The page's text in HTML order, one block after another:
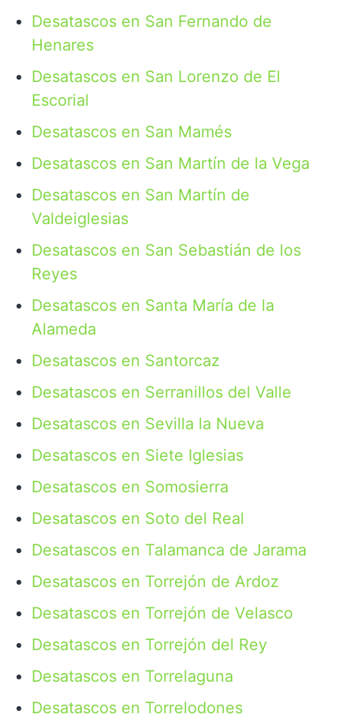
Desatascos en San Fernando de
Henares
Desatascos en San Lorenzo de El
Escorial
Desatascos en San Mamés
Desatascos en San Martín de la Vega
Desatascos en San Martín de
Valdeiglesias
Desatascos en San Sebastián de los
Reyes
Desatascos en Santa María de la
Alameda
Desatascos en Santorcaz
Desatascos en Serranillos del Valle
Desatascos en Sevilla la Nueva
Desatascos en Siete Iglesias
Desatascos en Somosierra
Desatascos en Soto del Real
Desatascos en Talamanca de Jarama
Desatascos en Torrejón de Ardoz
Desatascos en Torrejón de Velasco
Desatascos en Torrejón del Rey
Desatascos en Torrelaguna
Desatascos en Torrelodones